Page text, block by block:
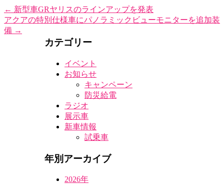
← 新型車GRヤリスのラインアップを発表
アクアの特別仕様車にパノラミックビューモニターを追加装
備 →
カテゴリー
イベント
お知らせ
キャンペーン
防災給電
ラジオ
展示車
新車情報
試乗車
年別アーカイブ
2026年